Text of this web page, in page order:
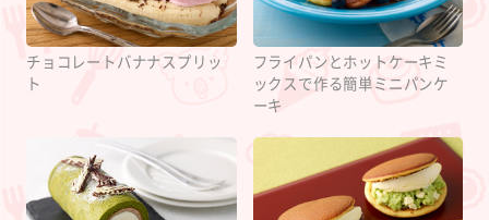
チョコレートバナナスプリッ
ト
フライパンとホットケーキミ
ックスで作る簡単ミニパンケ
ーキ